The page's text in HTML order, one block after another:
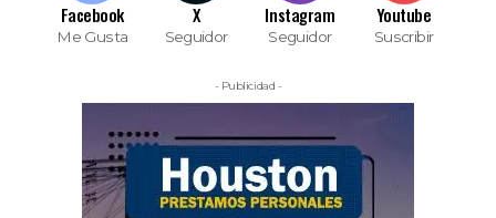
Facebook
Me Gusta
X
Seguidor
Instagram
Seguidor
Youtube
Suscribir
- Publicidad -